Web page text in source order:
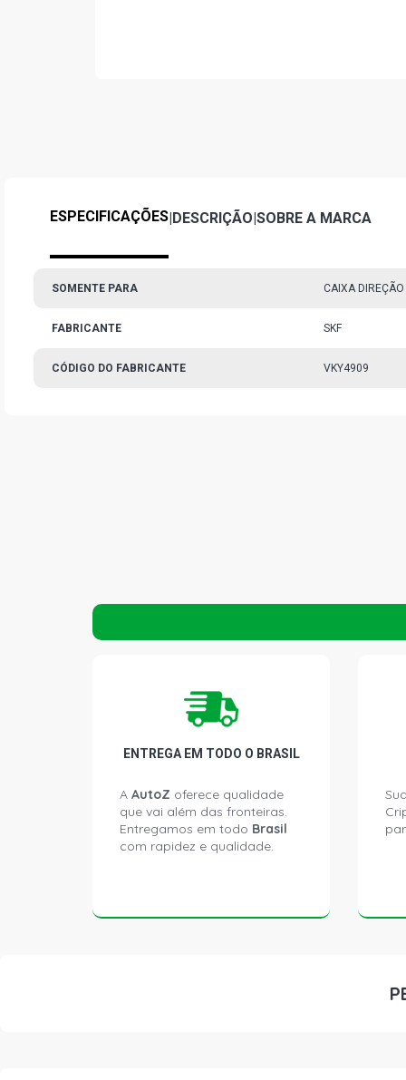
ESPECIFICAÇÕES|DESCRIÇÃO|SOBRE A MARCA
SOMENTE PARA CAIXA
FABRICANTE SKF
CÓDIGO DO FABRICANTE VKY4909
ENTREGA EM TODO O BRASIL
A AutoZ oferece qualidade
que vai além das fronteiras.
Entregamos em todo Brasil
com rapidez e qualidade.